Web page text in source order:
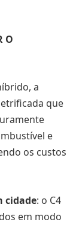
O
a
que
e
os custos
cidade: o C4
em modo